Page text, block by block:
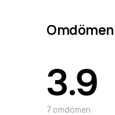
Omdömen
3.9
7 omdömen